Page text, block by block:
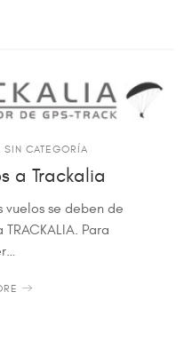
SIN CATEGORÍA
a Trackalia
vuelos se deben de
Para